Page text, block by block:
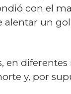
con el
alentar un
en
y, por